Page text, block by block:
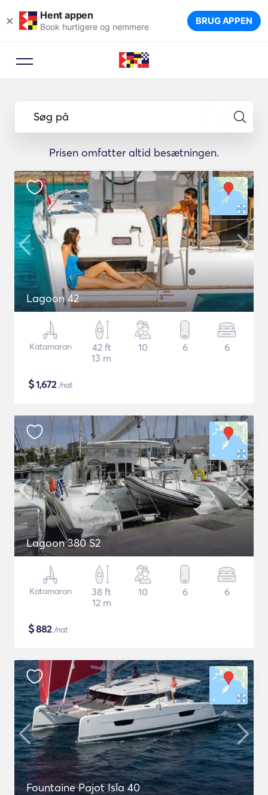
× Hent appen
Book hurtigere og nemmere BRUG APPEN
Søg på
Prisen omfatter altid besætningen.
Lagoon 42
Katamaran
42 ft
13 m
10 6 6
$1,672/nat
Lagoon 380 S2
Katamaran
38 ft
12 m
10 6 6
$882/nat
Fountaine Pajot Isla 40